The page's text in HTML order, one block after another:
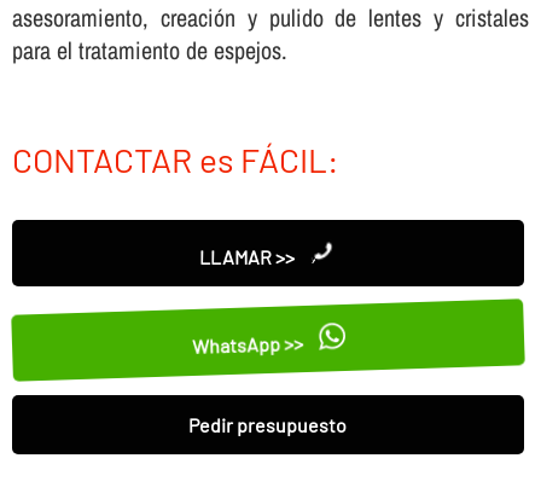
asesoramiento, creación y pulido de lentes y cristales
para el tratamiento de espejos.
CONTACTAR es FÁCIL:
LLAMAR >>
WhatsApp >>
Pedir presupuesto